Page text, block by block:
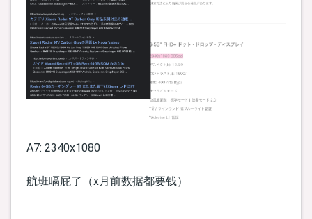
A7: 2340x1080
航班嗝屁了（x月前数据都要钱）